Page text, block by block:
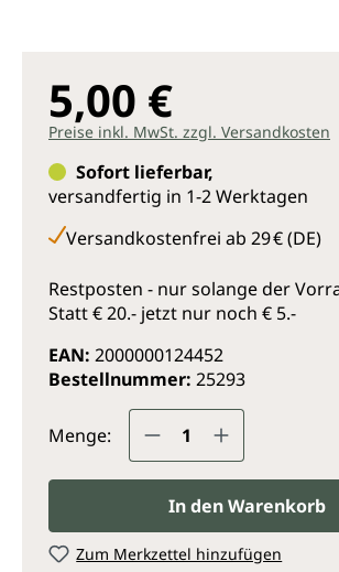
5,00 €
Preise inkl. MwSt. zzgl. Versandkosten
Sofort lieferbar,
versandfertig in 1-2 Werktagen
Versandkostenfrei ab 29 € (DE)
Restposten - nur solange der
Statt € 20.- jetzt nur noch € 5.-
EAN: 2000000124452
Bestellnummer: 25293
Menge: Produkt Anzahl:
In den Warenkorb
Zum Merkzettel hinzufügen